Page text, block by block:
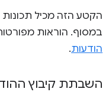
הקטע הזה מכיל
במסוף. הוראות
הודעות.
השבתת קיבוץ